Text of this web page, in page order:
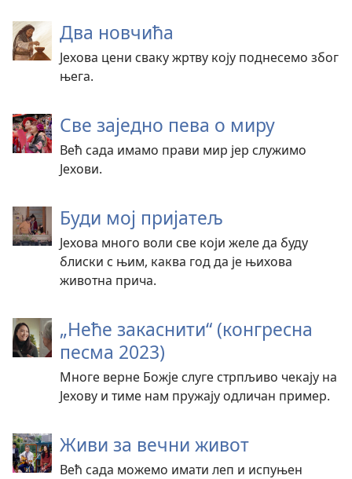
Два новчића
Јехова цени сваку жртву коју поднесемо због
њега.
Све заједно пева о миру
Већ сада имамо прави мир јер служимо
Јехови.
Буди мој пријатељ
Јехова много воли све који желе да буду
блиски с њим, каква год да је њихова
животна прича.
„Неће закаснити“ (конгресна
песма 2023)
Многе верне Божје слуге стрпљиво чекају на
Јехову и тиме нам пружају одличан пример.
Живи за вечни живот
Већ сада можемо имати леп и испуњен